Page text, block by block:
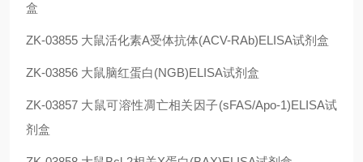
盒
ZK-03855 大鼠活化素A受体抗体(ACV-RAb)ELISA试剂盒
ZK-03856 大鼠脑红蛋白(NGB)ELISA试剂盒
ZK-03857 大鼠可溶性凋亡相关因子(sFAS/Apo-1)ELISA试
剂盒